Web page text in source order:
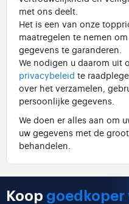
met ons deelt.
Het is een van onze
maatregelen te nemen
gegevens te garanderen.
We nodigen u daarom uit
privacybeleid te
over het verzamelen,
persoonlijke gegevens.
We doen er alles aan om
uw gegevens met de
behandelen.
Koop goedkoper